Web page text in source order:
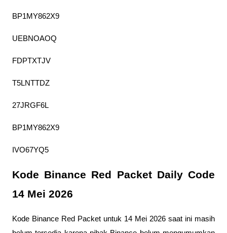
BP1MY862X9
UEBNOAOQ
FDPTXTJV
T5LNTTDZ
27JRGF6L
BP1MY862X9
IVO67YQ5
Kode Binance Red Packet Daily Code
14 Mei 2026
Kode Binance Red Packet untuk 14 Mei 2026 saat ini masih